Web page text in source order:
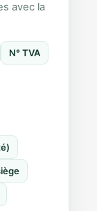
avec la
N° TVA